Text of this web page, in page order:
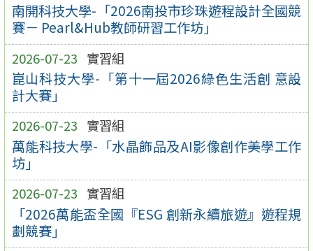
南開科技大學-「2026南投市珍珠遊程設計全國競
賽－ Pearl&Hub教師研習工作坊」
2026-07-23 實習組
崑山科技大學-「第十一屆2026綠色生活創 意設
計大賽」
2026-07-23 實習組
萬能科技大學-「水晶飾品及AI影像創作美學工作
坊」
2026-07-23 實習組
「2026萬能盃全國『ESG 創新永續旅遊』遊程規
劃競賽」